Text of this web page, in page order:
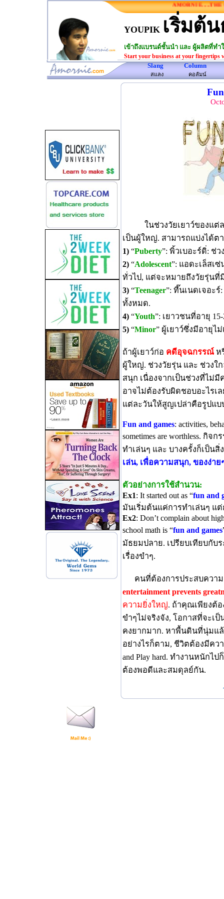
AMORNIE.....THE
YOUPIK เริ่มต้
เข้าถึงแบรนด์ชั้นนำ และ ผู้ผลิตที่ท
Start your business at your fingertips
www.amornie.com> Slang Column
สแลง คอลัมน์
ในช่วงวัยเยาว์ของแ
เป็นผู้ใหญ่. สามารถแบ่งได้ต
1) “Puberty”: พิ้วเบอะร์ดิ่: ช่
2) “Adolescent”: แอดะเล็สเ
ทั่วไป, แต่จะหมายถึงวัยรุ่น
3) “Teenager”: ที๊นเนดเจอะร์
ทั้งหมด.
4) “Youth”: เยาวชนที่อายุ 15-
5) “Minor” ผู้เยาว์ซึ่งมีอายุไ
ถ้าผู้เยาว์ก่อ คดีอุจฉกรรณ์ ห
ผู้ใหญ่. ช่วงวัยรุ่น และ ช่วงใ
สนุก เนื่องจากเป็นช่วงที่ไม่
อาจไม่ต้องรับผิดชอบอะไรเ
แต่ละวันให้สูญเปล่าคือรูปแบ
Fun and games: activities,
sometimes are worthless. กิ
ทำเล่นๆ และ บางครั้งก็เป็นสิ่
เล่น, เพื่อความสนุก, ของง่าย
ตัวอย่างการใช้สำนวน:
Ex1: It started out as “fun and
มันเริ่มต้นแค่การทำเล่นๆ แ
Ex2: Don’t complain about
school math is “fun and games
มัธยมปลาย. เปรียบเทียบกั
เรื่องขำๆ.
คนที่ต้องการประสบความ
entertainment prevents
ความยิ่งใหญ. ถ้าคุณเพียงต้อ
ขำๆไม่จริงจัง, โอกาสที่จะเ
คงยากมาก. หาพื้นดินที่นุ่มแล้
อย่างไรก็ตาม, ชีวิตต้องมีคว
and Play hard. ทำงานหนักไ
ต้องพอดีและสมดุลย์กัน.